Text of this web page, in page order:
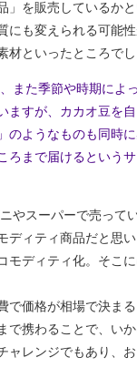
」を販売しているか
にも変えられる可能
といったところでし
また季節や時期によ
ますが、カカオ豆を
のようなものも同時
ろまで届けるという
やスーパーで売って
ディティ商品だと思
ディティ化。そこ
で価格が相場で決ま
で携わることで、い
レンジでもあり、